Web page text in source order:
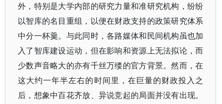
外，特别是大学内部的研究力量和准研究机构，纷纷
以智库的名目重组，以便在财政支持的政策研究体系
中分一杯羹。与此同时，各路媒体和民间机构虽也加
入了智库建设运动，但在影响和资源上无法拟论，而
少数声音略大的亦有千丝万缕的官方背景。然而，在
这大约一年半左右的时间里，在巨量的财政投入之
后，想象中百花齐放、异说竞起的局面并没有出现。